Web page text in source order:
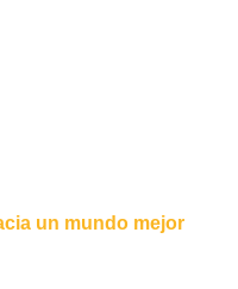
un mundo mejor